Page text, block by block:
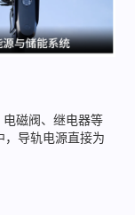
磁阀、继电器等
导轨电源直接为